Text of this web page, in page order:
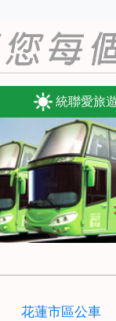
統聯愛旅
花蓮市區公車